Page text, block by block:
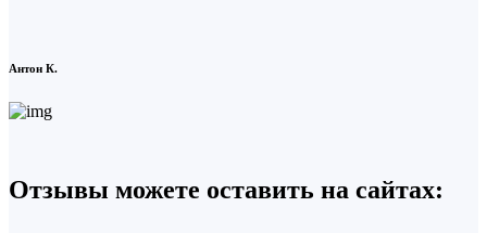
Антон К.
Отзывы можете оставить на сайтах: